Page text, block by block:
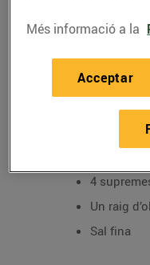
Lluç
07/de juny/2022
Ingredients per a 4
4
Un raig
Sal fina
Més informació a la
Acceptar